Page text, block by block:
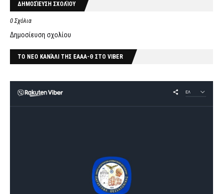
ΔΗΜΟΣΊΕΥΣΗ ΣΧΟΛΊΟΥ
0 Σχόλια
Δημοσίευση σχολίου
ΤΟ ΝΕΟ ΚΑΝΆΛΙ ΤΗΣ ΕΑΑΑ-Θ ΣΤΟ VIBER